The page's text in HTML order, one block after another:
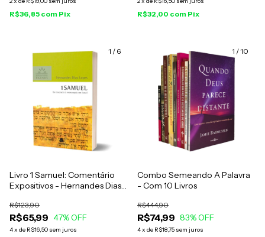
R$36,85 com Pix R$32,00 com Pix
1 / 6
Livro 1 Samuel: Comentário
Expositivos - Hernandes Dias
R$65,99
R$123,90
47% OFF
4x de R$16,50 sem juros
1 /10
Combo Semeando A Palavra
- Com 10 Livros
R$74,99
R$444,90
83% OFF
4x de R$18,75 sem juros